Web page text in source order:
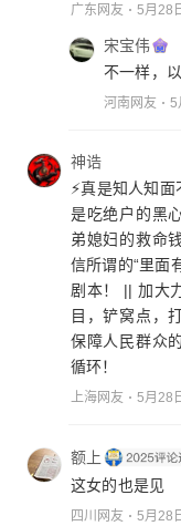
广东网友 5月28
宋宝伟
不一样，
河南网友 5
神诰
⚡️真是知人知
是吃绝户的黑
弟媳妇的救命
信所谓的“里面
剧本！ || 加大
目，铲窝点，
保障人民群众
循环！
上海网友 5月28
额上
这女的也是见
四川网友 5月28